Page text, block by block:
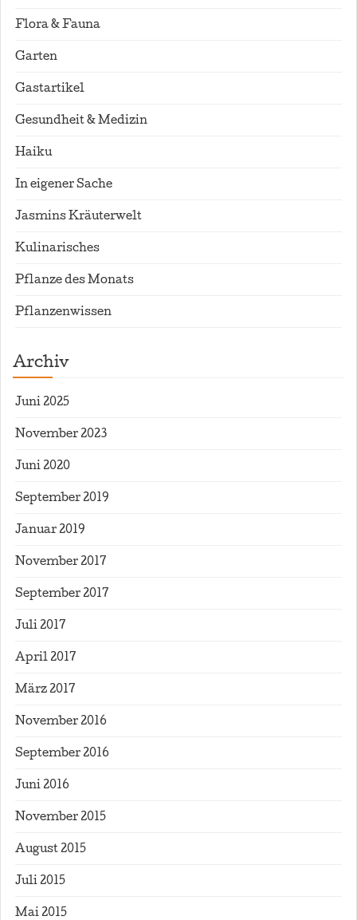
Flora & Fauna
Garten
Gastartikel
Gesundheit & Medizin
Haiku
In eigener Sache
Jasmins Kräuterwelt
Kulinarisches
Pflanze des Monats
Pflanzenwissen
Archiv
Juni 2025
November 2023
Juni 2020
September 2019
Januar 2019
November 2017
September 2017
Juli 2017
April 2017
März 2017
November 2016
September 2016
Juni 2016
November 2015
August 2015
Juli 2015
Mai 2015